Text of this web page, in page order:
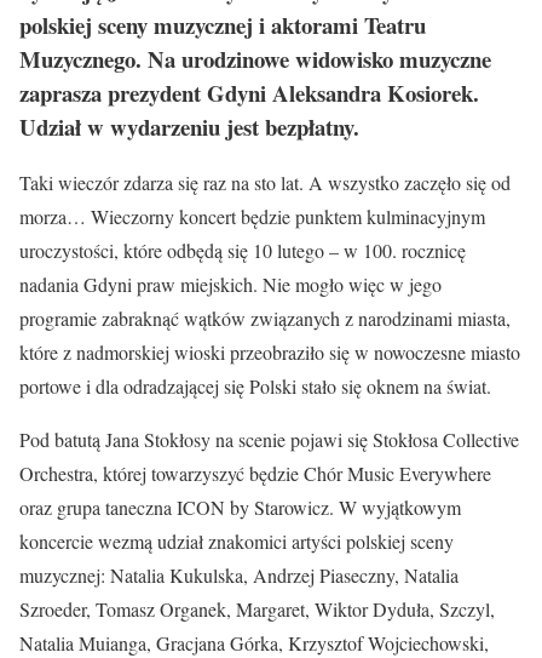
polskiej sceny muzycznej i aktorami Teatru
Muzycznego. Na urodzinowe widowisko muzyczne
zaprasza prezydent Gdyni Aleksandra Kosiorek.
Udział w wydarzeniu jest bezpłatny.
Taki wieczór zdarza się raz na sto lat. A wszystko zaczęło się od
morza… Wieczorny koncert będzie punktem kulminacyjnym
uroczystości, które odbędą się 10 lutego – w 100. rocznicę
nadania Gdyni praw miejskich. Nie mogło więc w jego
programie zabraknąć wątków związanych z narodzinami miasta,
które z nadmorskiej wioski przeobraziło się w nowoczesne miasto
portowe i dla odradzającej się Polski stało się oknem na świat.
Pod batutą Jana Stokłosy na scenie pojawi się Stokłosa Collective
Orchestra, której towarzyszyć będzie Chór Music Everywhere
oraz grupa taneczna ICON by Starowicz. W wyjątkowym
koncercie wezmą udział znakomici artyści polskiej sceny
muzycznej: Natalia Kukulska, Andrzej Piaseczny, Natalia
Szroeder, Tomasz Organek, Margaret, Wiktor Dyduła, Szczyl,
Natalia Muianga, Gracjana Górka, Krzysztof Wojciechowski,